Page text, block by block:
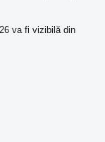
va fi vizibilă din